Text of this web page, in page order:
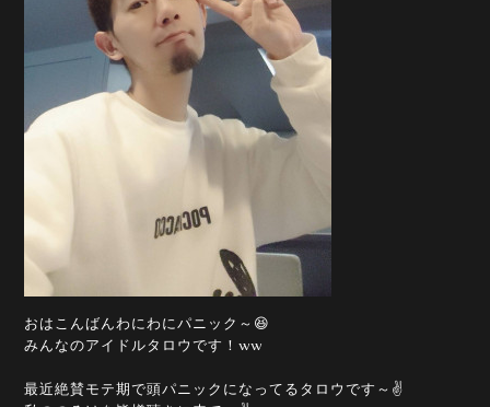
おはこんばんわにわにパニック～😆
みんなのアイドルタロウです！ww
最近絶賛モテ期で頭パニックになってるタロウです～✌️